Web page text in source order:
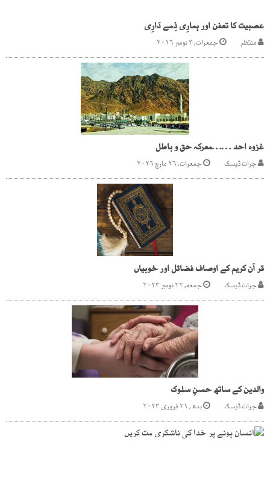
عصبیت کا تعفن اور ہمارِی ذِمے دَارِی
منتظم جمعرات, ۳ نومبر ۲۰۱۶
غزوہ احد ……معرکہ حق و باطل
جرات ڈیسک جمعرات, ۲۶ مارچ ۲۰۲۶
قر آن کریم کے اوصاف فضائل اور خوبیاں
جرات ڈیسک جمعه, ۲۲ نومبر ۲۰۲۴
والدین کے ساتھ حسنِ سلوک
جرات ڈیسک بدھ, ۲۱ فروری ۲۰۲۴